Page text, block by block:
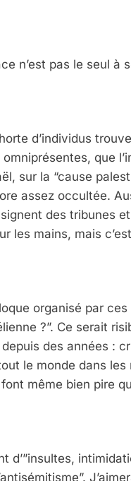
n’est pas le seul à
d’individus
que
sur la “cause
assez occultée.
des tribunes
les mains, mais
organisé par
?”. Ce serait
des années :
le monde dans
même bien pire
d’”insultes,